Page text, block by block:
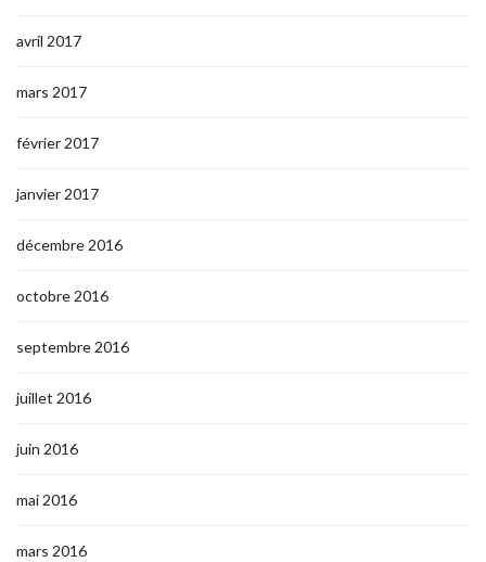
avril 2017
mars 2017
février 2017
janvier 2017
décembre 2016
octobre 2016
septembre 2016
juillet 2016
juin 2016
mai 2016
mars 2016